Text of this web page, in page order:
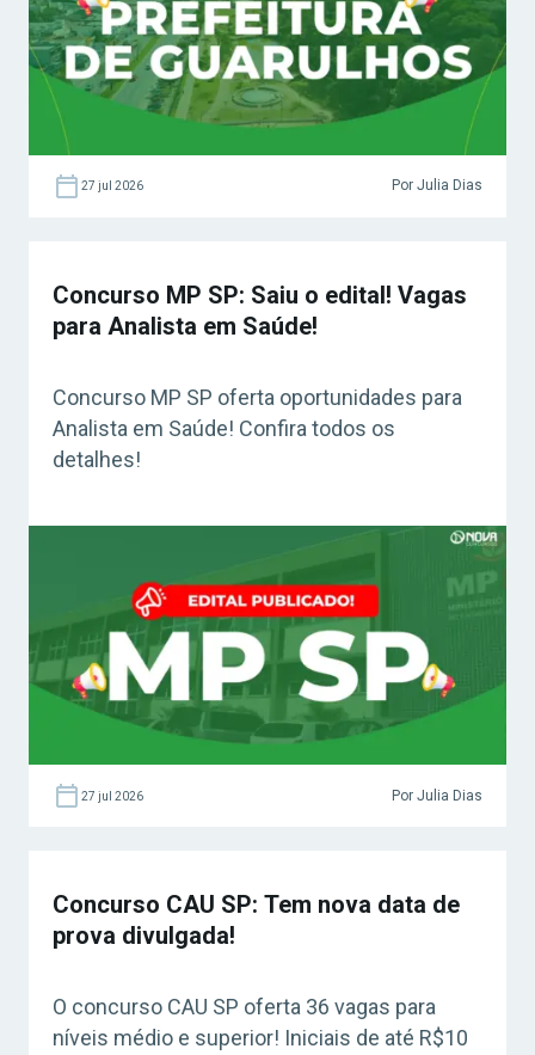
27 jul 2026 Por Julia Dias
Concurso MP SP: Saiu o edital! Vagas
para Analista em Saúde!
Concurso MP SP oferta oportunidades para
Analista em Saúde! Confira todos os
detalhes!
27 jul 2026 Por Julia Dias
Concurso CAU SP: Tem nova data de
prova divulgada!
O concurso CAU SP oferta 36 vagas para
níveis médio e superior! Iniciais de até R$10